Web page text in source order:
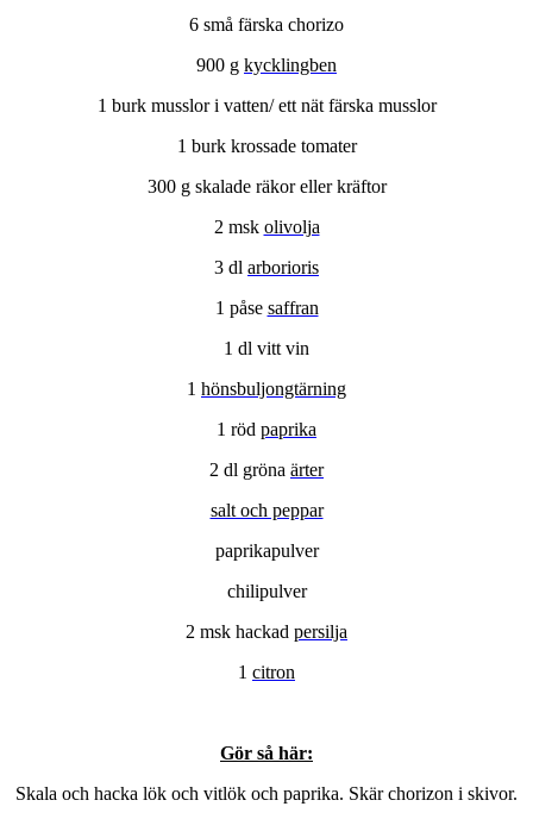
6 små färska chorizo
900 g kycklingben
1 burk musslor i vatten/ ett nät färska musslor
1 burk krossade tomater
300 g skalade räkor eller kräftor
2 msk olivolja
3 dl arborioris
1 påse saffran
1 dl vitt vin
1 hönsbuljongtärning
1 röd paprika
2 dl gröna ärter
salt och peppar
paprikapulver
chilipulver
2 msk hackad persilja
1 citron
Gör så här:
Skala och hacka lök och vitlök och paprika. Skär chorizon i skivor.